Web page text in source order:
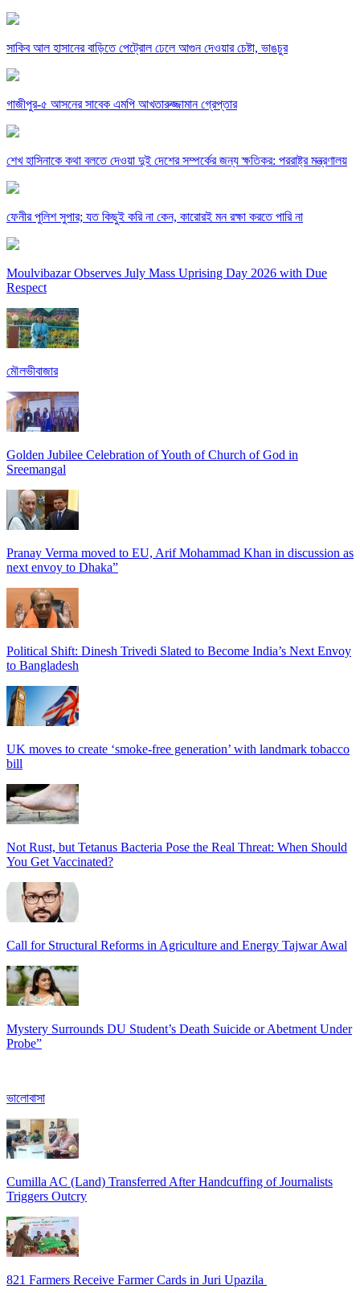
সাকিব আল হাসানের বাড়িতে পেট্রোল ঢেলে আগুন দেওয়ার চেষ্টা, ভাঙচুর
গাজীপুর-৫ আসনের সাবেক এমপি আখতারুজ্জামান গ্রেপ্তার
শেখ হাসিনাকে কথা বলতে দেওয়া দুই দেশের সম্পর্কের জন্য ক্ষতিকর: পররাষ্ট্র মন্ত্রণালয়
ফেনীর পুলিশ সুপার; যত কিছুই করি না কেন, কারোরই মন রক্ষা করতে পারি না
Moulvibazar Observes July Mass Uprising Day 2026 with Due
Respect
মৌলভীবাজার
Golden Jubilee Celebration of Youth of Church of God in
Sreemangal
Pranay Verma moved to EU, Arif Mohammad Khan in discussion as
next envoy to Dhaka”
Political Shift: Dinesh Trivedi Slated to Become India’s Next Envoy
to Bangladesh
UK moves to create ‘smoke-free generation’ with landmark tobacco
bill
Not Rust, but Tetanus Bacteria Pose the Real Threat: When Should
You Get Vaccinated?
Call for Structural Reforms in Agriculture and Energy Tajwar Awal
Mystery Surrounds DU Student’s Death Suicide or Abetment Under
Probe”
ভালোবাসা
Cumilla AC (Land) Transferred After Handcuffing of Journalists
Triggers Outcry
821 Farmers Receive Farmer Cards in Juri Upazila